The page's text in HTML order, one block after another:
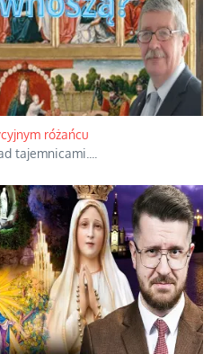
dowódców.